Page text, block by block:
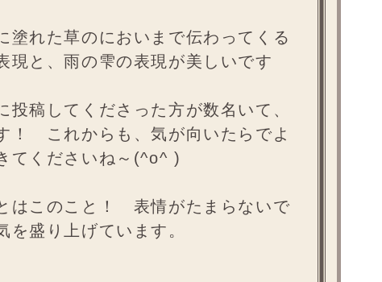
れた草のにおいまで伝わってくる
現と、雨の雫の表現が美しいです
稿してくださった方が数名いて、
！ これからも、気が向いたらでよ
てくださいね～(^o^ )
はこのこと！ 表情がたまらないで
を盛り上げています。